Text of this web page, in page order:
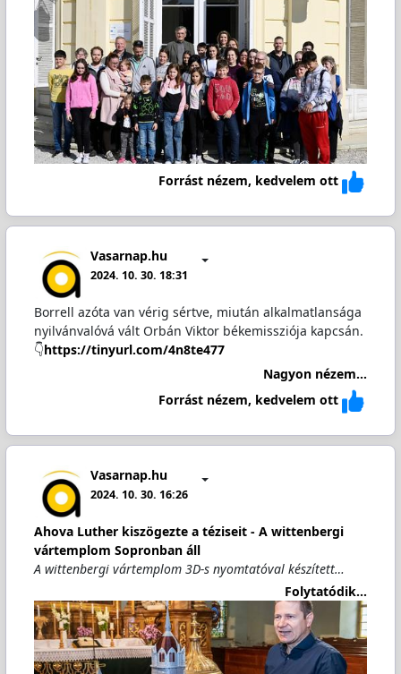
Forrást nézem, kedvelem ott
Vasarnap.hu
2024. 10. 30. 18:31
Borrell azóta van vérig sértve, miután alkalmatlansága
nyilvánvalóvá vált Orbán Viktor békemissziója kapcsán.
👇https://tinyurl.com/4n8te477
Nagyon nézem...
Forrást nézem, kedvelem ott
Vasarnap.hu
2024. 10. 30. 16:26
Ahova Luther kiszögezte a téziseit - A wittenbergi
vártemplom Sopronban áll
A wit­ten­ber­gi vár­temp­lom 3D-s nyomtatóval készített…
Folytatódik...